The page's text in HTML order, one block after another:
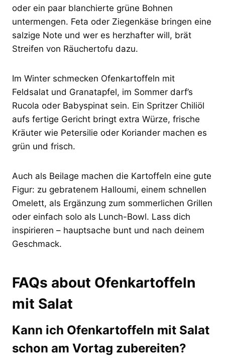
oder ein paar blanchierte grüne Bohnen
untermengen. Feta oder Ziegenkäse bringen eine
salzige Note und wer es herzhafter will, brät
Streifen von Räuchertofu dazu.
Im Winter schmecken Ofenkartoffeln mit
Feldsalat und Granatapfel, im Sommer darf’s
Rucola oder Babyspinat sein. Ein Spritzer Chiliöl
aufs fertige Gericht bringt extra Würze, frische
Kräuter wie Petersilie oder Koriander machen es
grün und frisch.
Auch als Beilage machen die Kartoffeln eine gute
Figur: zu gebratenem Halloumi, einem schnellen
Omelett, als Ergänzung zum sommerlichen Grillen
oder einfach solo als Lunch-Bowl. Lass dich
inspirieren – hauptsache bunt und nach deinem
Geschmack.
FAQs about Ofenkartoffeln
mit Salat
Kann ich Ofenkartoffeln mit Salat
schon am Vortag zubereiten?